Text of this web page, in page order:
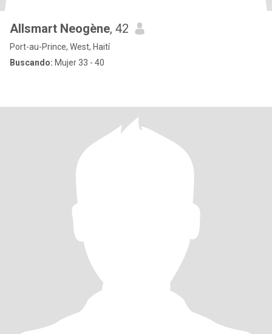
Allsmart Neogène, 42
Port-au-Prince, West, Haití
Buscando: Mujer 33 - 40